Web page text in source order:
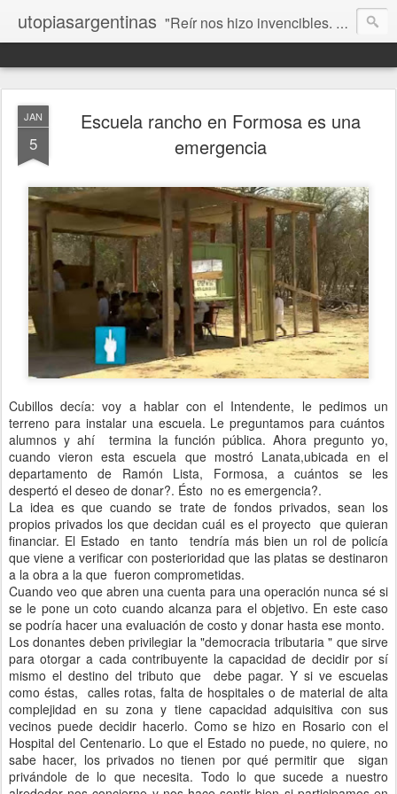
utopiasargentinas "Reír nos hizo invencibles. No como los que siempre ganan, sino como aquellos que no se rinden”. Frida Kahlo
JAN
5
Escuela rancho en Formosa es una
emergencia
Cubillos decía: voy a hablar con el Intendente, le pedimos un
terreno para instalar una escuela. Le preguntamos para cuántos
alumnos y ahí termina la función pública. Ahora pregunto yo,
cuando vieron esta escuela que mostró Lanata,ubicada en el
departamento de Ramón Lista, Formosa, a cuántos se les
despertó el deseo de donar?. Ésto no es emergencia?.
La idea es que cuando se trate de fondos privados, sean los
propios privados los que decidan cuál es el proyecto que quieran
financiar. El Estado en tanto tendría más bien un rol de policía
que viene a verificar con posterioridad que las platas se destinaron
a la obra a la que fueron comprometidas.
Cuando veo que abren una cuenta para una operación nunca sé si
se le pone un coto cuando alcanza para el objetivo. En este caso
se podría hacer una evaluación de costo y donar hasta ese monto.
Los donantes deben privilegiar la "democracia tributaria " que sirve
para otorgar a cada contribuyente la capacidad de decidir por sí
mismo el destino del tributo que debe pagar. Y si ve escuelas
como éstas, calles rotas, falta de hospitales o de material de alta
complejidad en su zona y tiene capacidad adquisitiva con sus
vecinos puede decidir hacerlo. Como se hizo en Rosario con el
Hospital del Centenario. Lo que el Estado no puede, no quiere, no
sabe hacer, los privados no tienen por qué permitir que sigan
privándole de lo que necesita. Todo lo que sucede a nuestro